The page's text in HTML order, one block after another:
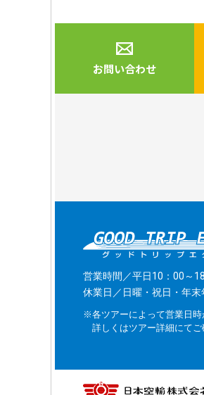
お問い合わせ
営業時間／平日10：00～
休業日／日曜・祝日・年末
※各ツアーによって営業日時
詳しくはツアー詳細にてご